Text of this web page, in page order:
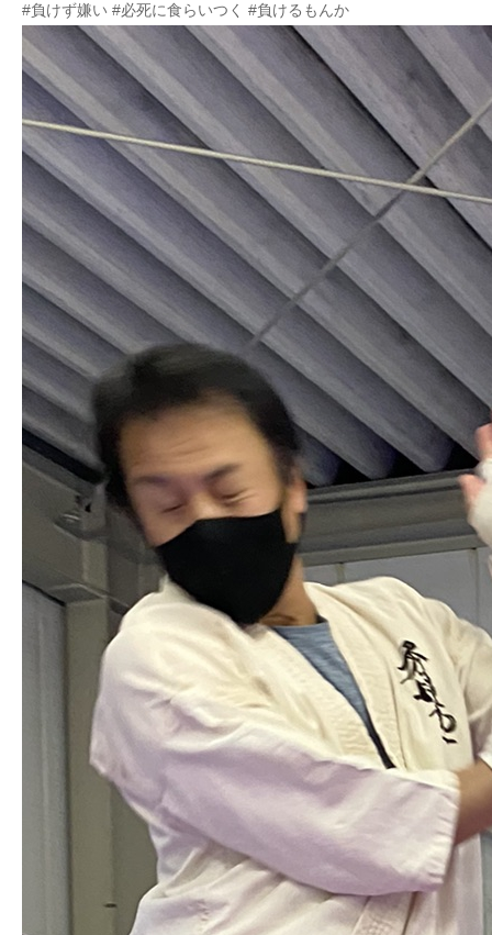
#負けず嫌い #必死に食らいつく #負けるもんか